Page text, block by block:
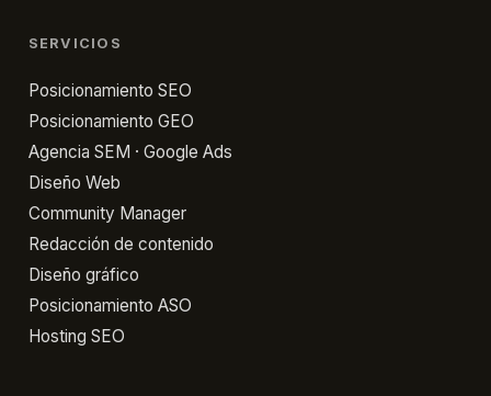
email
marketing
vs
redes
sociales,
SEO
publicidad
pagada
Inmediatez
SERVICIOS
Posicionamiento SEO
Posicionamiento GEO
Agencia SEM · Google Ads
Diseño Web
Community Manager
Redacción de contenido
Diseño gráfico
Posicionamiento ASO
Hosting SEO